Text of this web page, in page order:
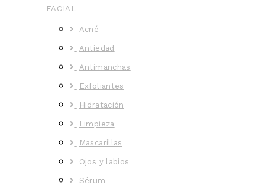
FACIAL
Acné
Antiedad
Antimanchas
Exfoliantes
Hidratación
Limpieza
Mascarillas
Ojos y labios
Sérum